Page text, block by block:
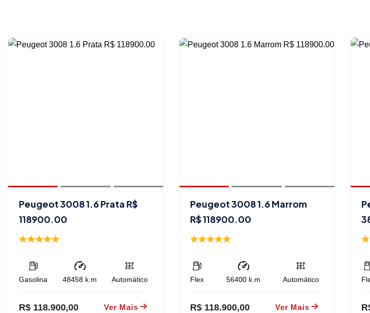
Peugeot 3008 1.6 Prata R$
118900.00
Gasolina 48458k.m Automático
R$ 118.900,00 Ver Mais
Peugeot 3008 1.6 Marrom
R$ 118900.00
Flex 56400 k.m Automático
R$ 118.900,00 Ver Mais